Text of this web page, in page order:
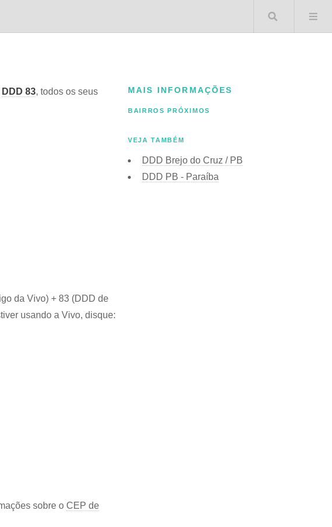
Buscar
DDD 83, todos os seus
da Vivo) + 83 (DDD de
usando a Vivo, disque:
sobre o CEP de
MAIS INFORMAÇÕES
BAIRROS PRÓXIMOS
VEJA TAMBÉM
DDD Brejo do Cruz / PB
DDD PB - Paraíba